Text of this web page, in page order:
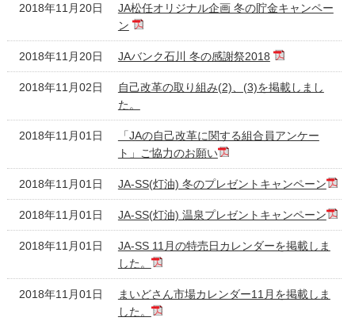
2018年11月20日
JA松任オリジナル企画 冬の貯金キャンペー
ン
2018年11月20日 JAバンク石川 冬の感謝祭2018
2018年11月02日
自己改革の取り組み(2)、(3)を掲載しまし
た。
2018年11月01日
「JAの自己改革に関する組合員アンケー
ト」ご協力のお願い
2018年11月01日 JA-SS(灯油) 冬のプレゼントキャンペーン
2018年11月01日 JA-SS(灯油) 温泉プレゼントキャンペーン
2018年11月01日
JA-SS 11月の特売日カレンダーを掲載しま
した。
2018年11月01日
まいどさん市場カレンダー11月を掲載しま
した。